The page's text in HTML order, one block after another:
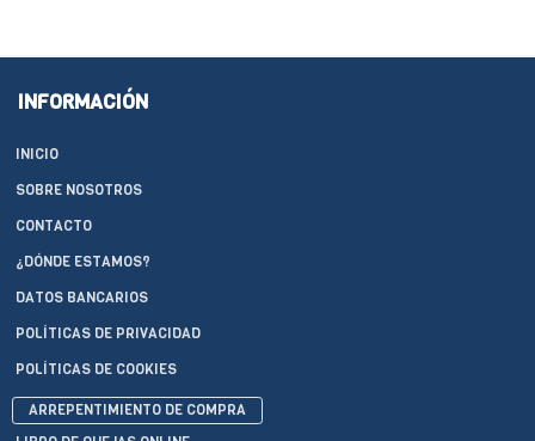
INFORMACIÓN
INICIO
SOBRE NOSOTROS
CONTACTO
¿DÓNDE ESTAMOS?
DATOS BANCARIOS
POLÍTICAS DE PRIVACIDAD
POLÍTICAS DE COOKIES
ARREPENTIMIENTO DE COMPRA